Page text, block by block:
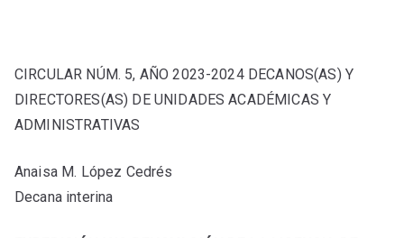
CIRCULAR NÚM. 5, AÑO 2023-2024 DECANOS(AS) Y
DIRECTORES(AS) DE UNIDADES ACADÉMICAS Y
ADMINISTRATIVAS
Anaisa M. López Cedrés
Decana interina